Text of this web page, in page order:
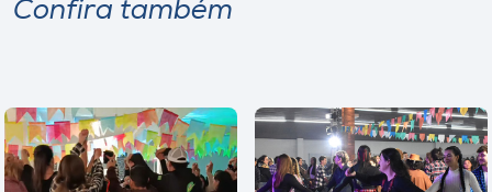
Confira também